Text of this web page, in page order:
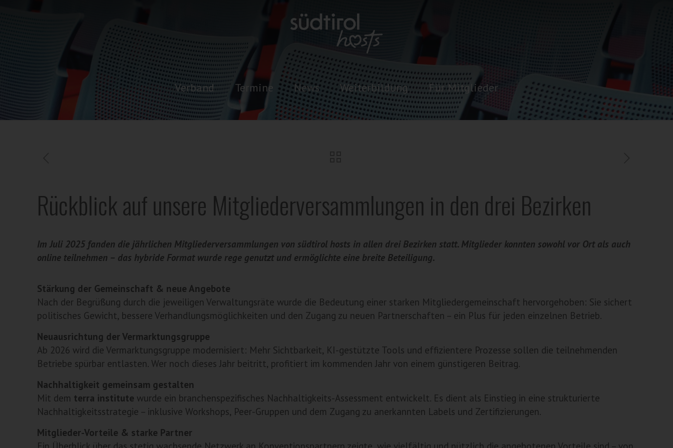
Verband Termine News Weiterbildung Für Mitglieder
Rückblick auf unsere Mitgliederversammlungen in den drei Bezirken
Im Juli 2025 fanden die jährlichen Mitgliederversammlungen von südtirol hosts in allen drei Bezirken statt. Mitglieder konnten sowohl vor Ort als auch
online teilnehmen – das hybride Format wurde rege genutzt und ermöglichte eine breite Beteiligung.
Stärkung der Gemeinschaft & neue Angebote
Nach der Begrüßung durch die jeweiligen Verwaltungsräte wurde die Bedeutung einer starken Mitgliedergemeinschaft hervorgehoben: Sie sichert
politisches Gewicht, bessere Verhandlungsmöglichkeiten und den Zugang zu neuen Partnerschaften – ein Plus für jeden einzelnen Betrieb.
Neuausrichtung der Vermarktungsgruppe
Ab 2026 wird die Vermarktungsgruppe modernisiert: Mehr Sichtbarkeit, KI-gestützte Tools und effizientere Prozesse sollen die teilnehmenden
Betriebe spürbar entlasten. Wer noch dieses Jahr beitritt, profitiert im kommenden Jahr von einem günstigeren Beitrag.
Nachhaltigkeit gemeinsam gestalten
Mit dem terra institute wurde ein branchenspezifisches Nachhaltigkeits-Assessment entwickelt. Es dient als Einstieg in eine strukturierte
Nachhaltigkeitsstrategie – inklusive Workshops, Peer-Gruppen und dem Zugang zu anerkannten Labels und Zertifizierungen.
Mitglieder-Vorteile & starke Partner